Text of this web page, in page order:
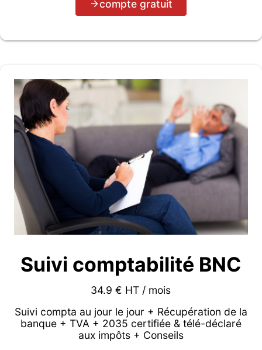
compte gratuit
Suivi comptabilité BNC
34.9 € HT / mois
Suivi compta au jour le jour + Récupération de la
banque + TVA + 2035 certifiée & télé-déclaré
aux impôts + Conseils